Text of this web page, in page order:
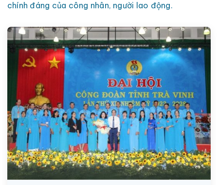
chính đáng của công nhân, người lao động.